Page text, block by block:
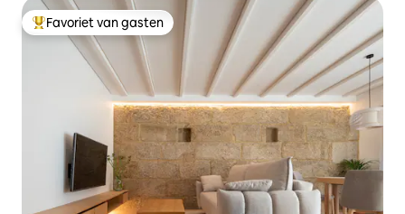
Topfavoriet van gasten
Favoriet van gasten